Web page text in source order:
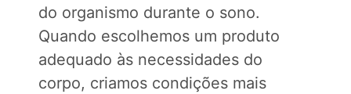
do organismo durante o sono.
Quando escolhemos um produto
adequado às necessidades do
corpo, criamos condições mais